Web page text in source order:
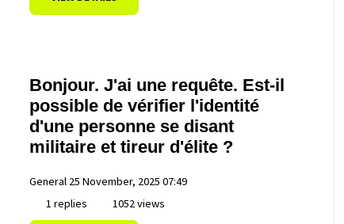
Bonjour. J'ai une requête. Est-il
possible de vérifier l'identité
d'une personne se disant
militaire et tireur d'élite ?
General 25 November, 2025 07:49
1 replies
1052 views